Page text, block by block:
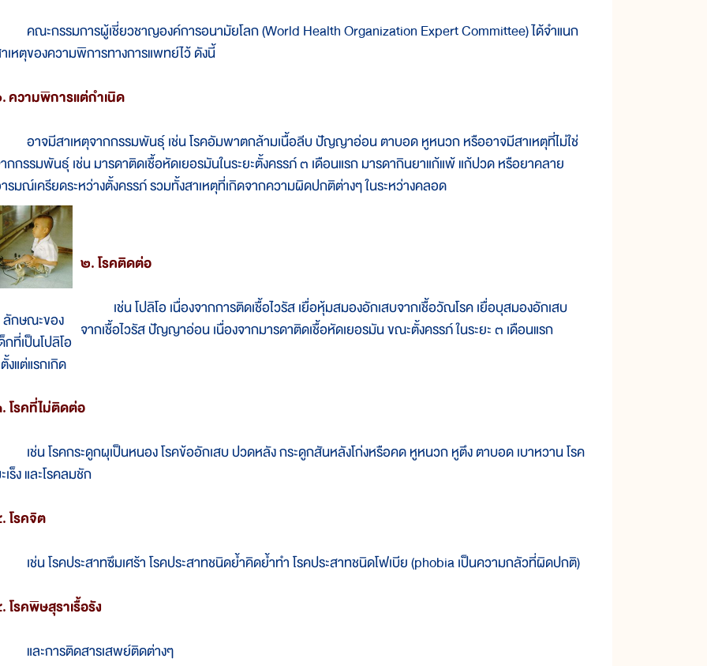
ะกรรมการผู้เชี่ยวชาญองค์การอนามัยโลก (World Health Organization Expert Committee) ได้จำแนก
เหตุของความพิการทางการแพทย์ไว้ ดังนี้
ความพิการแต่กำเนิด
จมีสาเหตุจากกรรมพันธุ์ เช่น โรคอัมพาตกล้ามเนื้อลีบ ปัญญาอ่อน ตาบอด หูหนวก หรืออาจมีสาเหตุที่ไม่ใช่
กกรรมพันธุ์ เช่น มารดาติดเชื้อหัดเยอรมันในระยะตั้งครรภ์ ๓ เดือนแรก มารดากินยาแก้แพ้ แก้ปวด หรือยาคลาย
รมณ์เครียดระหว่างตั้งครรภ์ รวมทั้งสาเหตุที่เกิดจากความผิดปกติต่างๆ ในระหว่างคลอด
ลักษณะของ
กที่เป็นโปลิโอ
ตั้งแต่แรกเกิด
๒. โรคติดต่อ
เช่น โปลิโอ เนื่องจากการติดเชื้อไวรัส เยื่อหุ้มสมองอักเสบจากเชื้อวัณโรค เยื่อบุสมองอักเสบ
จากเชื้อไวรัส ปัญญาอ่อน เนื่องจากมารดาติดเชื้อหัดเยอรมัน ขณะตั้งครรภ์ ในระยะ ๓ เดือนแรก
โรคที่ไม่ติดต่อ
น โรคกระดูกผุเป็นหนอง โรคข้ออักเสบ ปวดหลัง กระดูกสันหลังโก่งหรือคด หูหนวก หูตึง ตาบอด เบาหวาน โรค
เร็ง และโรคลมชัก
โรคจิต
น โรคประสาทซึมเศร้า โรคประสาทชนิดย้ำคิดย้ำทำ โรคประสาทชนิดโฟเบีย (phobia เป็นความกลัวที่ผิดปกติ)
โรคพิษสุราเรื้อรัง
ะการติดสารเสพย์ติดต่างๆ